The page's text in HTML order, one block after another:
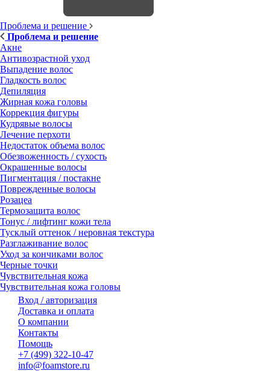
Проблема и решение
Проблема и решение
Акне
Антивозрастной уход
Выпадение волос
Гладкость волос
Депиляция
Жирная кожа головы
Коррекция фигуры
Кудрявые волосы
Лечение перхоти
Недостаток объема волос
Обезвоженность / сухость
Окрашенные волосы
Пигментация / постакне
Поврежденные волосы
Розацеа
Термозащита волос
Тонус / лифтинг кожи тела
Тусклый оттенок / неровная текстура
Разглаживание волос
Уход за кончиками волос
Черные точки
Чувствительная кожа
Чувствительная кожа головы
Вход / авторизация
Доставка и оплата
О компании
Контакты
Помощь
+7 (499) 322-10-47
info@foamstore.ru